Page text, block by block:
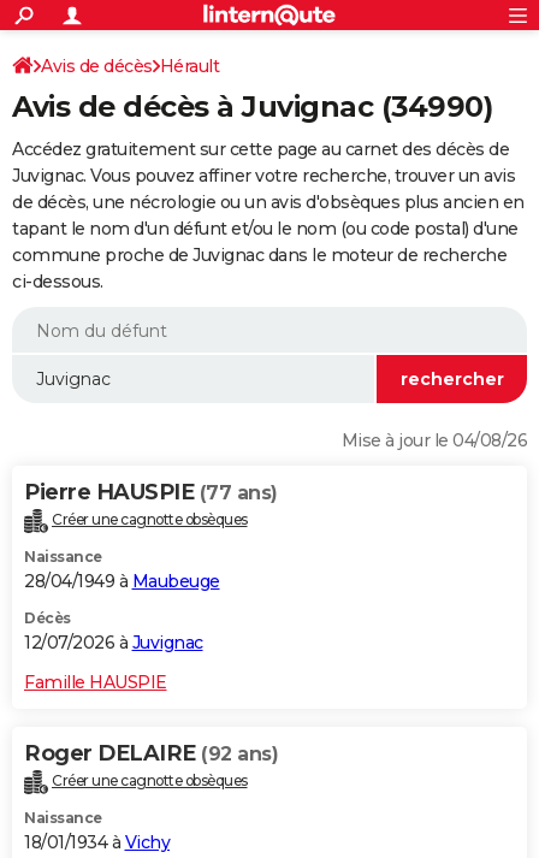
ACTUALITÉS
Politique
Société
Faits Divers
Education
Monde
Villes
+
SPORT
Coupe du monde 2026
Football
Tennis
Cyclisme
Rugby
Forum
Programme TV
TNT
Streaming
Cinéma
Sorties cinéma
Musique
+FINANCE
Retraite
Epargne
Immobilier
Risques naturels par ville
Assurance
AUTO
Essais
Réserver un essai
Citadines
Berlines
SUV
Forum auto
+HIGH-TECH
BRICOLAGE
WEEK-END
Alimentation
Guide de la santé
Maladies
Médicaments
Sommeil
VOYAGE
Destinations
City break
Voyage nature
Voyage de noces
Forum
Climat
+PHOTO
GUIDES D'ACHAT
Carte de Noël
Carte Bonne année
Carte Saint-Valentin
Carte Pâques
Carte d'anniversaire
DICTIONNAIRE
Dictionnaire
Biographies
Citations
Expressions
Proverbes
PROGRAMME TV
Avis de décès Hérault
Avis de décès à Juvignac (34990)
Accédez gratuitement sur cette page au carnet des décès de
Juvignac. Vous pouvez affiner votre recherche, trouver un avis
de décès, une nécrologie ou un avis d'obsèques plus ancien en
tapant le nom d'un défunt et/ou le nom (ou code postal) d'une
commune proche de Juvignac dans le moteur de recherche
ci-dessous.
Mise à jour le 04/08/26
Pierre HAUSPIE (77 ans)
Créer une cagnotte obsèques
Naissance
28/04/1949 à Maubeuge
Décès
12/07/2026 à Juvignac
Famille HAUSPIE
Roger DELAIRE (92 ans)
Créer une cagnotte obsèques
Naissance
18/01/1934 à Vichy